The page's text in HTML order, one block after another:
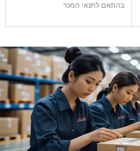
בהתאם לתנאי המכר